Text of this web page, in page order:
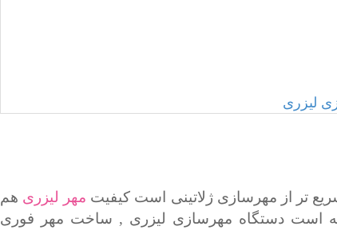
لیزری
تر از مهرسازی ژلاتینی است کیفیت مهر لیزری هم
است دستگاه مهرسازی لیزری , ساخت مهر فوری